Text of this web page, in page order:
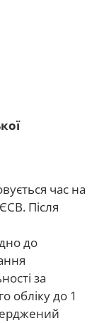
час на
Після
до
за
обліку до 1